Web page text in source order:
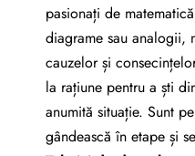
pasionați de
diagrame sau analogii,
cauzelor și
la rațiune pentru a ști
anumită situație. Sunt
gândească în etape și